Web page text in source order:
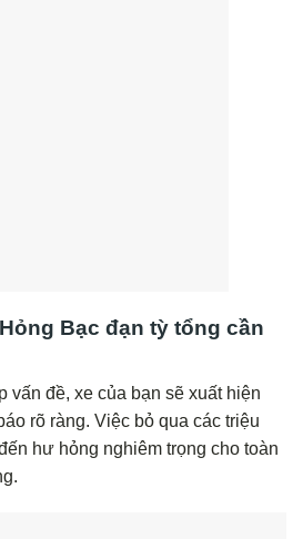
Bạc đạn tỳ tổng cần
vấn đề, xe của bạn sẽ xuất hiện
rõ ràng. Việc bỏ qua các triệu
hư hỏng nghiêm trọng cho toàn